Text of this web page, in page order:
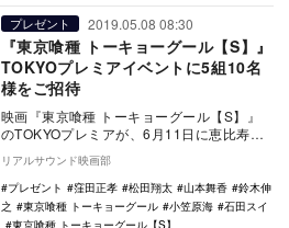
プレゼント 2019.05.08 08:30
『東京喰種 トーキョーグール【S】』
TOKYOプレミアイベントに5組10名
様をご招待
映画『東京喰種 トーキョーグール【S】』
のTOKYOプレミアが、6月11日に恵比寿
ザ・ガーデンホールにて開催される。
石…
リアルサウンド映画部
プレゼント
窪田正孝 松田翔太 山本舞香
鈴木伸
之
東京喰種 トーキョーグール 小笠原海
石田スイ
東京喰種 トーキョーグール【S】